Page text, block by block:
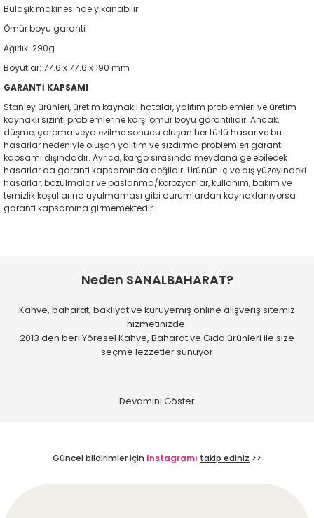
Bulaşık makinesinde yıkanabilir
Ömür boyu garanti
Ağırlık: 290g
Boyutlar: 77.6 x 77.6 x 190 mm
GARANTİ KAPSAMI
Stanley ürünleri, üretim kaynaklı hatalar, yalıtım problemleri ve üretim
kaynaklı sızıntı problemlerine karşı ömür boyu garantilidir. Ancak,
düşme, çarpma veya ezilme sonucu oluşan her türlü hasar ve bu
hasarlar nedeniyle oluşan yalıtım ve sızdırma problemleri garanti
kapsamı dışındadır. Ayrıca, kargo sırasında meydana gelebilecek
hasarlar da garanti kapsamında değildir. Ürünün iç ve dış yüzeyindeki
hasarlar, bozulmalar ve paslanma/korozyonlar, kullanım, bakım ve
temizlik koşullarına uyulmaması gibi durumlardan kaynaklanıyorsa
garanti kapsamına girmemektedir.
Yorum Yaz
kullanarak tarafımıza iletebilirsiniz.
Ürün resmi kalitesiz, bozuk veya görüntülenemiyor.
Ürün açıklamasında eksik bilgiler bulunuyor.
Bu ürüne benzer farklı alternatifler olmalı.
M... T... | 31/07/2026
Uygun fiyata alabileceğiniz
Neden SANALBAHARAT?
Kahve, baharat, bakliyat ve kuruyemiş online alışveriş sitemiz
hizmetinizde.
2013 den beri Yöresel Kahve, Baharat ve Gıda ürünleri ile size
seçme lezzetler sunuyor
Güncel bildirimler için Instagramı takip ediniz >>